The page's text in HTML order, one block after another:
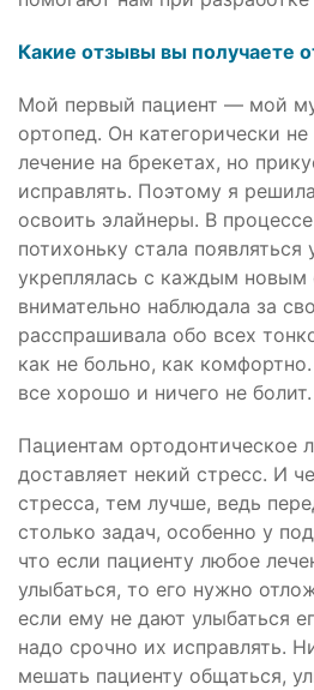
Какие отзывы вы получаете
Мой первый пациент — мой
ортопед. Он категорически
лечение на брекетах, но
исправлять. Поэтому я
освоить элайнеры. В
потихоньку стала появляться
укреплялась с каждым новым
внимательно наблюдала за
расспрашивала обо всех
как не больно, как
все хорошо и ничего не болит.
Пациентам ортодонтическое
доставляет некий стресс. И
стресса, тем лучше, ведь
столько задач, особенно у
что если пациенту любое
улыбаться, то его нужно
если ему не дают улыбаться
надо срочно их исправлять.
мешать пациенту общаться,